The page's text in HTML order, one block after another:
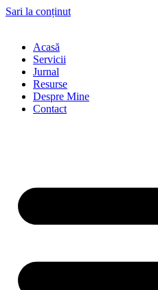
Sari la conținut
Acasă
Servicii
Jurnal
Resurse
Despre Mine
Contact